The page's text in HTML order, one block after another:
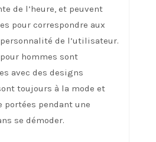
de l’heure, et peuvent
pour correspondre aux
de l’utilisateur.
hommes sont
avec des designs
toujours à la mode et
portées pendant une
se démoder.